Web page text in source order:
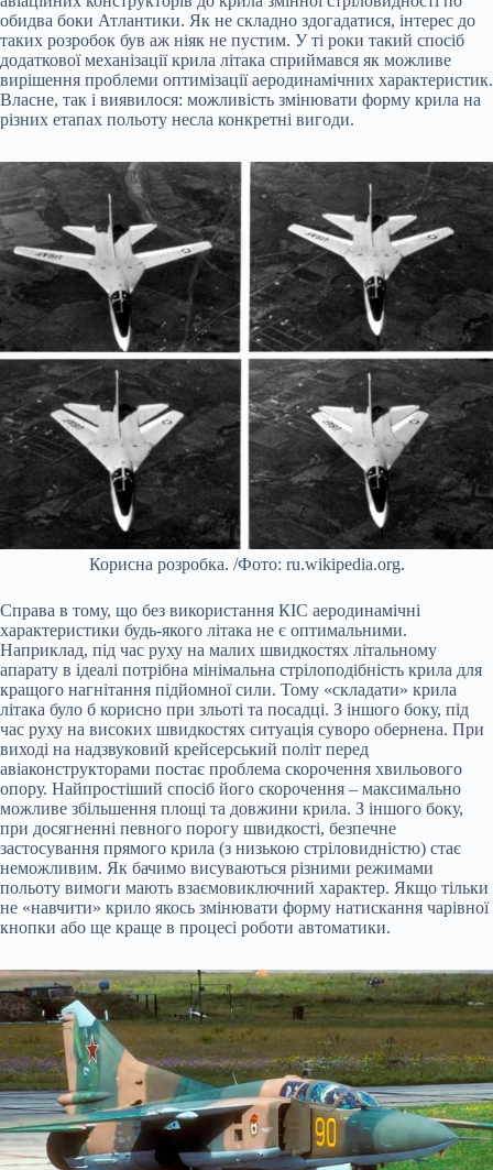
обидва боки Атлантики. Як не складно здогадатися, інтерес до
таких розробок був аж ніяк не пустим. У ті роки такий спосіб
додаткової механізації крила літака сприймався як можливе
вирішення проблеми оптимізації аеродинамічних характеристик.
Власне, так і виявилося: можливість змінювати форму крила на
різних етапах польоту несла конкретні вигоди.
Корисна розробка. /Фото: ru.wikipedia.org.
Справа в тому, що без використання КІС аеродинамічні
характеристики будь-якого літака не є оптимальними.
Наприклад, під час руху на малих швидкостях літальному
апарату в ідеалі потрібна мінімальна стрілоподібність крила для
кращого нагнітання підйомної сили. Тому «складати» крила
літака було б корисно при зльоті та посадці. З іншого боку, під
час руху на високих швидкостях ситуація суворо обернена. При
виході на надзвуковий крейсерський політ перед
авіаконструкторами постає проблема скорочення хвильового
опору. Найпростіший спосіб його скорочення – максимально
можливе збільшення площі та довжини крила. З іншого боку,
при досягненні певного порогу швидкості, безпечне
застосування прямого крила (з низькою стріловидністю) стає
неможливим. Як бачимо висуваються різними режимами
польоту вимоги мають взаємовиключний характер. Якщо тільки
не «навчити» крило якось змінювати форму натискання чарівної
кнопки або ще краще в процесі роботи автоматики.